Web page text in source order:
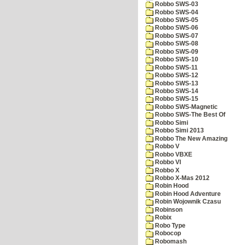
Robbo SWS-03
Robbo SWS-04
Robbo SWS-05
Robbo SWS-06
Robbo SWS-07
Robbo SWS-08
Robbo SWS-09
Robbo SWS-10
Robbo SWS-11
Robbo SWS-12
Robbo SWS-13
Robbo SWS-14
Robbo SWS-15
Robbo SWS-Magnetic
Robbo SWS-The Best Of
Robbo Simi
Robbo Simi 2013
Robbo The New
Robbo V
Robbo VBXE
Robbo VI
Robbo X
Robbo X-Mas 2012
Robin Hood
Robin Hood Adventure
Robin Wojownik Czasu
Robinson
Robix
Robo Type
Robocop
Robomash